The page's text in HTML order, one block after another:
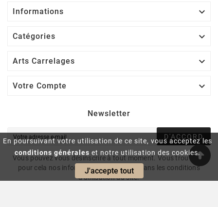
En poursuivant votre utilisation de ce site, vous acceptez les
conditions générales et notre utilisation des cookies.
J'accepte tout
Informations 
Catégories 
Arts Carrelages 
Votre Compte 
Newsletter
D'ACCORD
Vous pouvez vous désinscrire à tout moment. Vous trouverez
pour cela nos informations de contact dans les conditions
d'utilisation du site.